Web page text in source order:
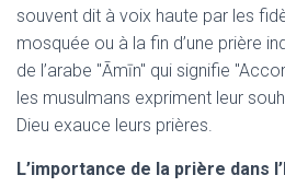
souvent dit à voix haute par les
mosquée ou à la fin d’une prière
de l’arabe "Āmīn" qui signifie
les musulmans expriment leur
Dieu exauce leurs prières.
L’importance de la prière dans